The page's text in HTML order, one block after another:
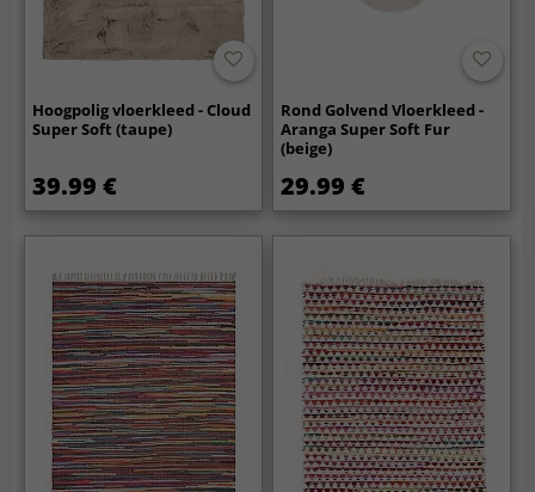
Hoogpolig vloerkleed - Cloud
Super Soft (taupe)
39.99 €
Rond Golvend Vloerkleed -
Aranga Super Soft Fur
(beige)
29.99 €